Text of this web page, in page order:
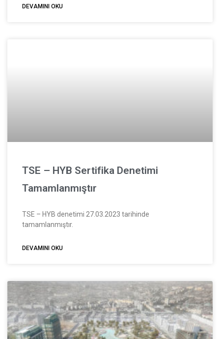
DEVAMINI OKU
TSE – HYB Sertifika Denetimi
Tamamlanmıştır
TSE – HYB denetimi 27.03.2023 tarihinde
tamamlanmıştır.
DEVAMINI OKU